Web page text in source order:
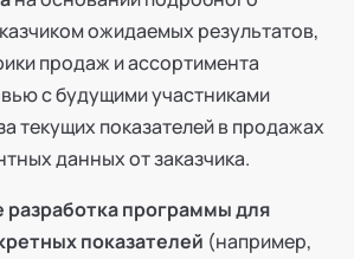
ожидаемых результатов,
продаж и ассортимента
с будущими участниками
текущих показателей в продажах
данных от заказчика.
программы для
показателей (например,